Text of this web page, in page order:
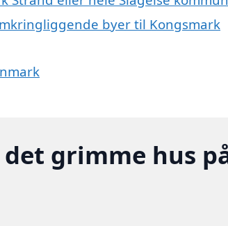
byer til Kongsmark
grimme hus